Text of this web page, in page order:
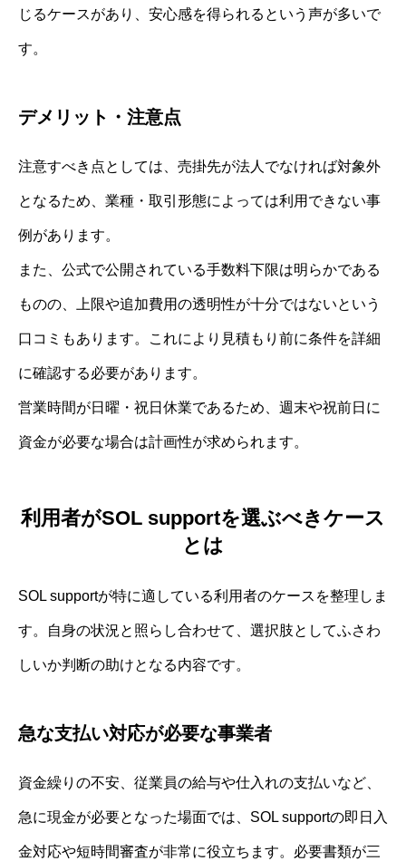
じるケースがあり、安心感を得られるという声が多いで
す。
デメリット・注意点
注意すべき点としては、売掛先が法人でなければ対象外
となるため、業種・取引形態によっては利用できない事
例があります。
また、公式で公開されている手数料下限は明らかである
ものの、上限や追加費用の透明性が十分ではないという
口コミもあります。これにより見積もり前に条件を詳細
に確認する必要があります。
営業時間が日曜・祝日休業であるため、週末や祝前日に
資金が必要な場合は計画性が求められます。
利用者がSOL supportを選ぶべきケース
とは
SOL supportが特に適している利用者のケースを整理しま
す。自身の状況と照らし合わせて、選択肢としてふさわ
しいか判断の助けとなる内容です。
急な支払い対応が必要な事業者
資金繰りの不安、従業員の給与や仕入れの支払いなど、
急に現金が必要となった場面では、SOL supportの即日入
金対応や短時間審査が非常に役立ちます。必要書類が三